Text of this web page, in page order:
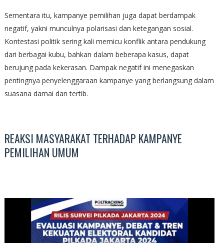
Sementara itu, kampanye pemilihan juga dapat berdampak
negatif, yakni munculnya polarisasi dan ketegangan sosial.
Kontestasi politik sering kali memicu konflik antara pendukung
dari berbagai kubu, bahkan dalam beberapa kasus, dapat
berujung pada kekerasan. Dampak negatif ini menegaskan
pentingnya penyelenggaraan kampanye yang berlangsung dalam
suasana damai dan tertib.
REAKSI MASYARAKAT TERHADAP KAMPANYE
PEMILIHAN UMUM